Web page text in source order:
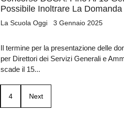
Possibile Inoltrare La Domanda
La Scuola Oggi 3 Gennaio 2025
Il termine per la presentazione delle
per Direttori dei Servizi Generali e
scade il 15...
4 Next